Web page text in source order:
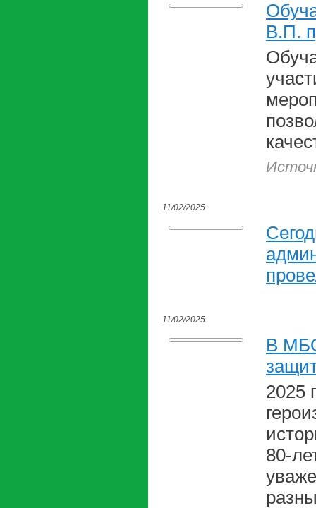
В.П.
11/02/2025
11/02/2025
В
2025
80-